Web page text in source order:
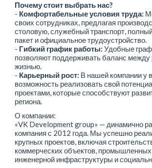
Почему стоит выбрать нас?
- Комфортабельные условия труда:
своих сотрудниках, предлагая
столовую, служебный транспорт,
пакет и официальное трудоустройство.
- Гибкий график работы: Удобные
позволяют поддерживать баланс между
жизнью.
- Карьерный рост: В нашей компании у
возможность реализовать свой
проектами, которые способствуют
региона.
О компании:
«VK Development group» — динамично
компания с 2012 года. Мы успешно
крупных проектов, включая
коммерческих объектов, промышленных
инженерной инфраструктуры и